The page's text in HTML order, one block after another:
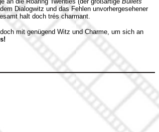
Dialogwitz und das Fehlen unvorhergesehener
halt doch trés charmant.
mit genügend Witz und Charme, um sich an